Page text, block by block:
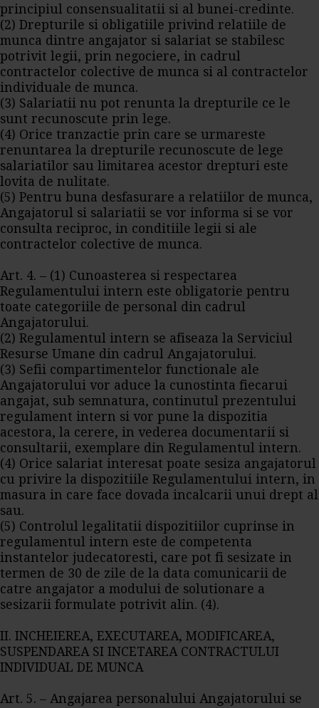
principiul consensualitatii si al bunei-credinte.
(2) Drepturile si obligatiile privind relatiile de
munca dintre angajator si salariat se stabilesc
potrivit legii, prin negociere, in cadrul
contractelor colective de munca si al contractelor
individuale de munca.
(3) Salariatii nu pot renunta la drepturile ce le
sunt recunoscute prin lege.
(4) Orice tranzactie prin care se urmareste
renuntarea la drepturile recunoscute de lege
salariatilor sau limitarea acestor drepturi este
lovita de nulitate.
(5) Pentru buna desfasurare a relatiilor de munca,
Angajatorul si salariatii se vor informa si se vor
consulta reciproc, in conditiile legii si ale
contractelor colective de munca.
Art. 4. – (1) Cunoasterea si respectarea
Regulamentului intern este obligatorie pentru
toate categoriile de personal din cadrul
Angajatorului.
(2) Regulamentul intern se afiseaza la Serviciul
Resurse Umane din cadrul Angajatorului.
(3) Sefii compartimentelor functionale ale
Angajatorului vor aduce la cunostinta fiecarui
angajat, sub semnatura, continutul prezentului
regulament intern si vor pune la dispozitia
acestora, la cerere, in vederea documentarii si
consultarii, exemplare din Regulamentul intern.
(4) Orice salariat interesat poate sesiza angajatorul
cu privire la dispozitiile Regulamentului intern, in
masura in care face dovada incalcarii unui drept al
sau.
(5) Controlul legalitatii dispozitiilor cuprinse in
regulamentul intern este de competenta
instantelor judecatoresti, care pot fi sesizate in
termen de 30 de zile de la data comunicarii de
catre angajator a modului de solutionare a
sesizarii formulate potrivit alin. (4).
II. INCHEIEREA, EXECUTAREA, MODIFICAREA,
SUSPENDAREA SI INCETAREA CONTRACTULUI
INDIVIDUAL DE MUNCA
Art. 5. – Angajarea personalului Angajatorului se